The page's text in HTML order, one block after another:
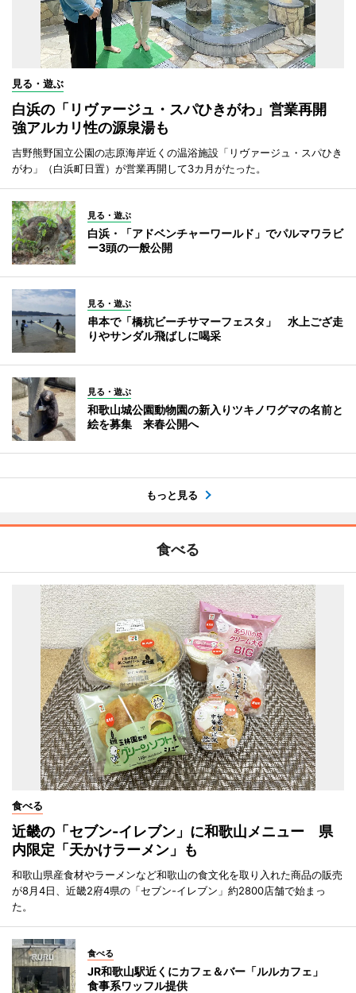
見る・遊ぶ
白浜の「リヴァージュ・スパひきがわ」営業再開
強アルカリ性の源泉湯も
吉野熊野国立公園の志原海岸近くの温浴施設「リヴァージュ・スパひき
がわ」（白浜町日置）が営業再開して3カ月がたった。
見る・遊ぶ
白浜・「アドベンチャーワールド」でパルマワラビ
ー3頭の一般公開
見る・遊ぶ
串本で「橋杭ビーチサマーフェスタ」 水上ござ走
りやサンダル飛ばしに喝采
見る・遊ぶ
和歌山城公園動物園の新入りツキノワグマの名前と
絵を募集 来春公開へ
もっと見る
食べる
食べる
近畿の「セブン-イレブン」に和歌山メニュー 県
内限定「天かけラーメン」も
和歌山県産食材やラーメンなど和歌山の食文化を取り入れた商品の販売
が8月4日、近畿2府4県の「セブン-イレブン」約2800店舗で始まっ
た。
食べる
JR和歌山駅近くにカフェ＆バー「ルルカフェ」
食事系ワッフル提供